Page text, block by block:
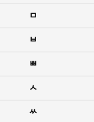
ㅁ
ㅂ
ㅃ
ㅅ
ㅆ